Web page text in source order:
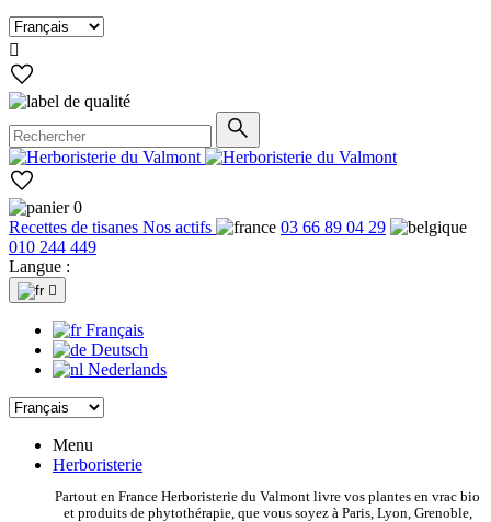

0
Recettes de tisanes Nos actifs
03 66 89 04 29
010 244 449
Langue :

Français
Deutsch
Nederlands
Menu
Herboristerie
Partout en France Herboristerie du Valmont livre vos plantes en vrac bio
et produits de phytothérapie, que vous soyez à Paris, Lyon, Grenoble,